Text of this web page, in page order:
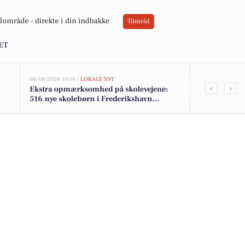
- direkte i din indbakke Tilmeld
06-08-2026 10:16 | LOKALT NYT
Ekstra opmærksomhed på skolevejene:
516 nye skolebørn i Frederikshavn
‹ ›